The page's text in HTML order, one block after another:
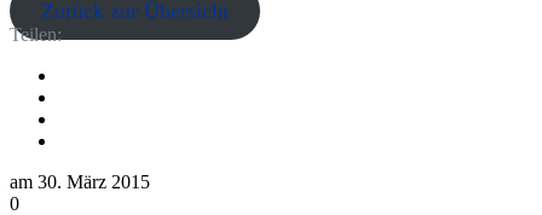
Zurück zur Übersicht
Teilen:
am 30. März 2015
0